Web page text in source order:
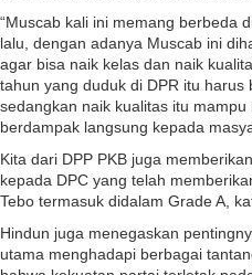
“Muscab kali ini memang berbeda
lalu, dengan adanya Muscab ini
agar bisa naik kelas dan naik
tahun yang duduk di DPR itu harus
sedangkan naik kualitas itu
berdampak langsung kepada
Kita dari DPP PKB juga
kepada DPC yang telah
Tebo termasuk didalam Grade A,
Hindun juga menegaskan
utama menghadapi berbagai